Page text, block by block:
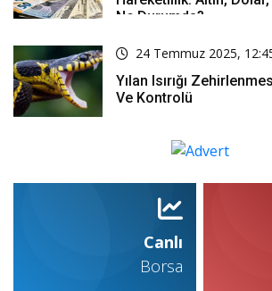
Ne Durumda?
24 Temmuz 2025,
Yılan Isırığı
Ve Kontrolü
Canlı
Borsa